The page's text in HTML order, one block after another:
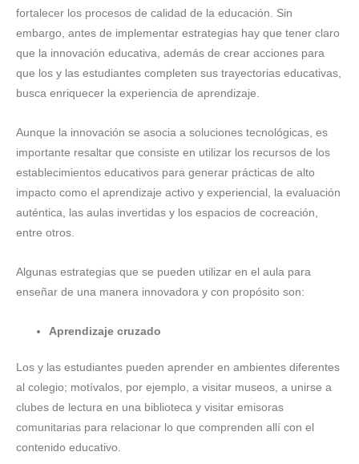
fortalecer los procesos de calidad de la educación. Sin
embargo, antes de implementar estrategias hay que tener claro
que la innovación educativa, además de crear acciones para
que los y las estudiantes completen sus trayectorias educativas,
busca enriquecer la experiencia de aprendizaje.
Aunque la innovación se asocia a soluciones tecnológicas, es
importante resaltar que consiste en utilizar los recursos de los
establecimientos educativos para generar prácticas de alto
impacto como el aprendizaje activo y experiencial, la evaluación
auténtica, las aulas invertidas y los espacios de cocreación,
entre otros.
Algunas estrategias que se pueden utilizar en el aula para
enseñar de una manera innovadora y con propósito son:
Aprendizaje cruzado
Los y las estudiantes pueden aprender en ambientes diferentes
al colegio; motívalos, por ejemplo, a visitar museos, a unirse a
clubes de lectura en una biblioteca y visitar emisoras
comunitarias para relacionar lo que comprenden allí con el
contenido educativo.